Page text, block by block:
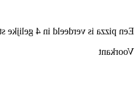
Je eet 1 stuk. Welk deel eet je?
Voorkant